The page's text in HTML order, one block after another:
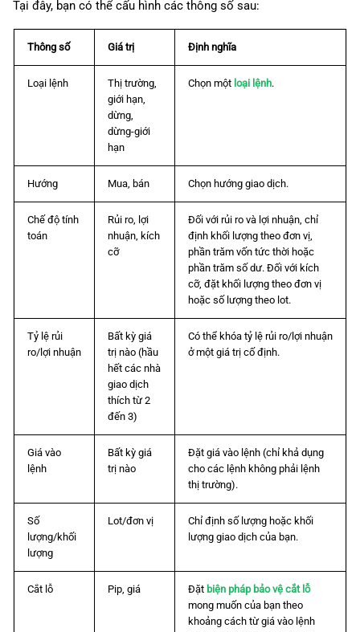
Tại đây, bạn có thể cấu hình các thông số sau:
Thông số Giá trị Định nghĩa
Loại lệnh
Thị trường,
giới hạn,
dừng,
dừng-giới
hạn
Chọn một loại lệnh.
Hướng Mua, bán Chọn hướng giao dịch.
Chế độ tính
toán
Rủi ro, lợi
nhuận, kích
cỡ
Đối với rủi ro và lợi nhuận, chỉ
định khối lượng theo đơn vị,
phần trăm vốn tức thời hoặc
phần trăm số dư. Đối với kích
cỡ, đặt khối lượng theo đơn vị
hoặc số lượng theo lot.
Tỷ lệ rủi
ro/lợi nhuận
Bất kỳ giá
trị nào (hầu
hết các nhà
giao dịch
thích từ 2
đến 3)
Có thể khóa tỷ lệ rủi ro/lợi nhuận
ở một giá trị cố định.
Giá vào
lệnh
Bất kỳ giá
trị nào
Đặt giá vào lệnh (chỉ khả dụng
cho các lệnh không phải lệnh
thị trường).
Số
lượng/khối
lượng
Lot/đơn vị
Chỉ định số lượng hoặc khối
lượng giao dịch của bạn.
Cắt lỗ Pip, giá Đặt biện pháp bảo vệ cắt lỗ
mong muốn của bạn theo
khoảng cách từ giá vào lệnh